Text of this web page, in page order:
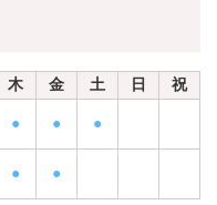
木 金 土 日 祝
● ● ●
● ●